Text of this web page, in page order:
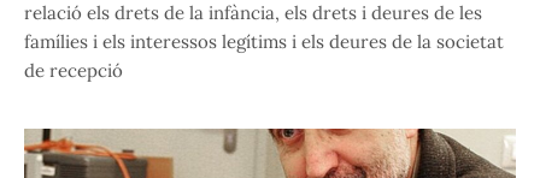
relació els drets de la infància, els drets i deures de les
famílies i els interessos legítims i els deures de la societat
de recepció